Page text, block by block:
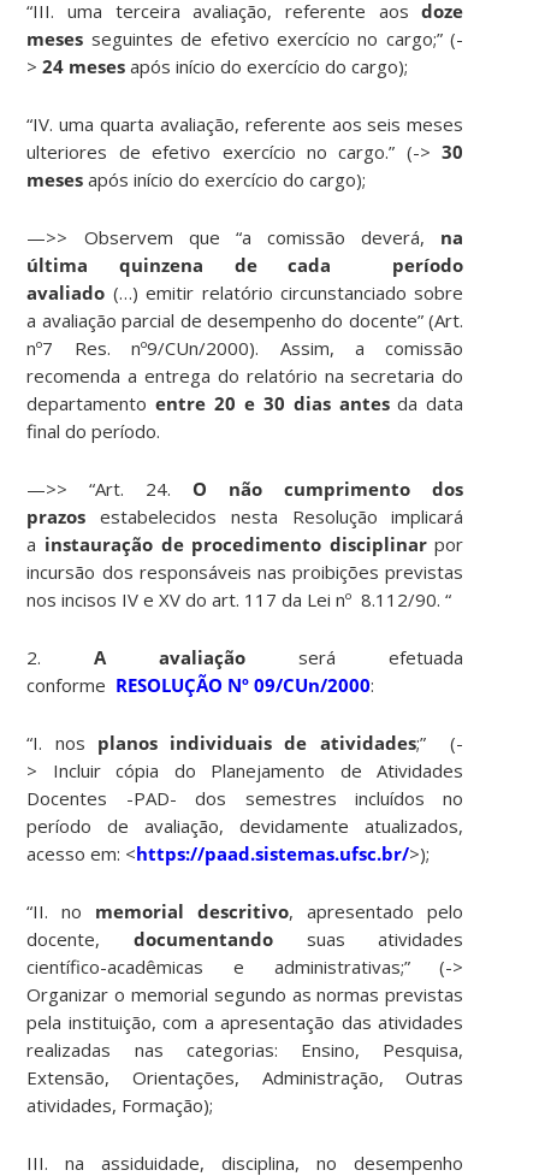
“III. uma terceira avaliação, referente aosdoze
meses seguintes de efetivo exercício no cargo;” (-
>24 meses após início do exercício do cargo);
“IV. uma quarta avaliação, referente aos seis meses
ulteriores de efetivo exercício no cargo.” (->30
meses após início do exercício do cargo);
—>> Observem que “a comissão deverá, na
última quinzena de cada período
avaliado (…) emitir relatório circunstanciado sobre
a avaliação parcial de desempenho do docente” (Art.
nº7 Res. nº9/CUn/2000). Assim, a comissão
recomenda a entrega do relatório na secretaria do
departamentoentre 20 e 30 dias antesda data
final do período.
—>> “Art. 24. O não cumprimento dos
prazos estabelecidos nesta Resolução implicará
a instauração de procedimento disciplinarpor
incursão dos responsáveis nas proibições previstas
nos incisos IV e XV do art. 117 da Lei nº 8.112/90. “
2.A avaliação será efetuada
conforme RESOLUÇÃO Nº 09/CUn/2000:
“I. nos planos individuais de atividades;” (-
> Incluir cópia do Planejamento de Atividades
Docentes -PAD- dos semestres incluídos no
período de avaliação, devidamente atualizados,
acesso em: <https://paad.sistemas.ufsc.br/>);
“II. no memorial descritivo, apresentado pelo
docente,documentando suas atividades
científico-acadêmicas e administrativas;” (->
Organizar o memorial segundo as normas previstas
pela instituição, com a apresentação das atividades
realizadas nas categorias: Ensino, Pesquisa,
Extensão, Orientações, Administração, Outras
atividades, Formação);
III. na assiduidade, disciplina, no desempenho